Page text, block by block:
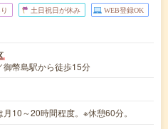
土日祝日が休み WEB登録OK
幣島駅から徒歩15分
10～20時間程度。※休憩60分。